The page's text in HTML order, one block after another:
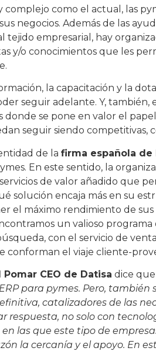
complejo como el actual, las
negocios. Además de las
tejido empresarial, hay
y/o conocimientos que les
la capacitación y la
seguir adelante. Y, también,
donde se pone en valor el
seguir siendo competitivas,
de la firma española de
En este sentido, la
de valor añadido que
solución encaja más en su
el máximo rendimiento de
un valioso
con el servicio de
conforman el viaje cliente-
Pomar CEO de Datisa dice que
para pymes. Pero, también
catalizadores de las
respuesta, no solo con
en las que este tipo de
la cercanía y el apoyo. En